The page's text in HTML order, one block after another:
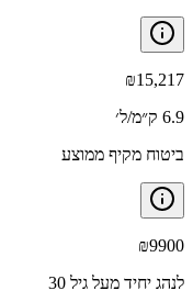
₪15,217
6.9 ק״מ/ל׳
ביטוח מקיף ממוצע
₪9900
לנהג יחיד מעל גיל 30